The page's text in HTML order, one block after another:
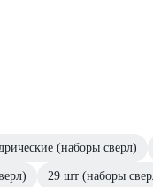
(наборы сверл)
29 шт (наборы